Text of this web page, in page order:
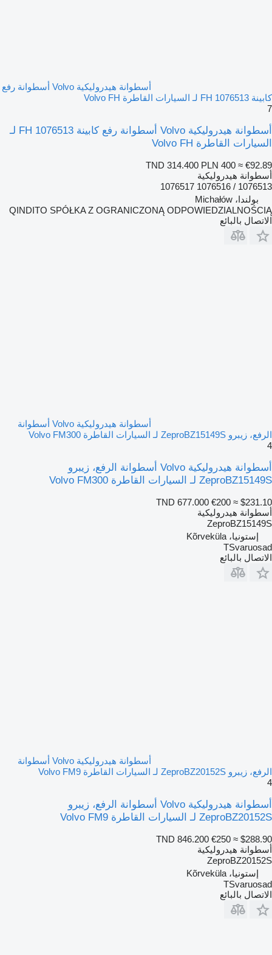
أسطوانة هيدروليكية Volvo أسطوانة رفع
كابينة FH 1076513 لـ السيارات القاطرة Volvo FH
7
أسطوانة هيدروليكية Volvo أسطوانة رفع كابينة FH 1076513 لـ
السيارات القاطرة Volvo FH
TND 314.400 PLN 400 ≈ €92.89
أسطوانة هيدروليكية
1076513 / 1076516 1076517
بولندا، Michałów
QINDITO SPÓŁKA Z OGRANICZONĄ ODPOWIEDZIALNOŚCIĄ
الاتصال بالبائع
أسطوانة هيدروليكية Volvo أسطوانة
الرفع، زيبرو ZeproBZ15149S لـ السيارات القاطرة Volvo FM300
4
أسطوانة هيدروليكية Volvo أسطوانة الرفع، زيبرو
ZeproBZ15149S لـ السيارات القاطرة Volvo FM300
TND 677.000 €200 ≈ $231.10
أسطوانة هيدروليكية
ZeproBZ15149S
إستونيا، Kõrveküla
TSvaruosad
الاتصال بالبائع
أسطوانة هيدروليكية Volvo أسطوانة
الرفع، زيبرو ZeproBZ20152S لـ السيارات القاطرة Volvo FM9
4
أسطوانة هيدروليكية Volvo أسطوانة الرفع، زيبرو
ZeproBZ20152S لـ السيارات القاطرة Volvo FM9
TND 846.200 €250 ≈ $288.90
أسطوانة هيدروليكية
ZeproBZ20152S
إستونيا، Kõrveküla
TSvaruosad
الاتصال بالبائع